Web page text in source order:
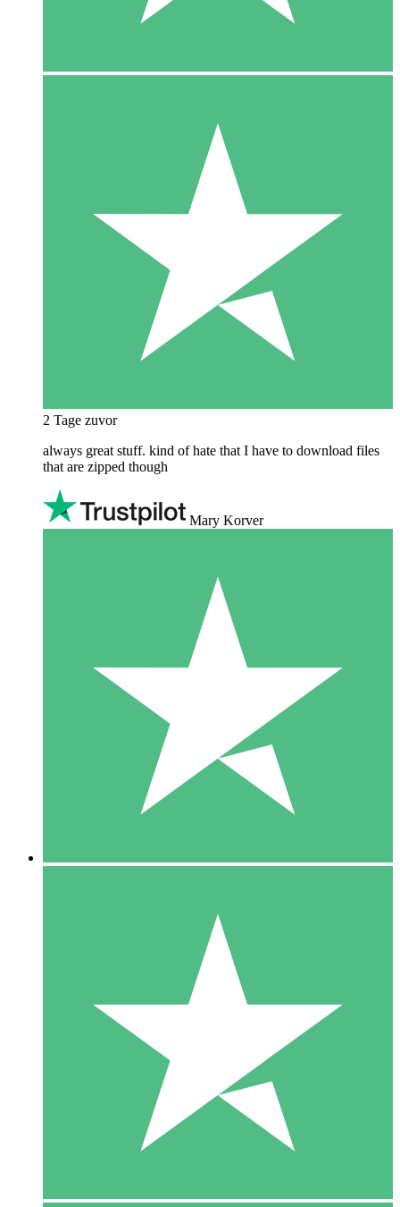
2 Tage zuvor
always great stuff. kind of hate that I have to download files
that are zipped though
Mary Korver